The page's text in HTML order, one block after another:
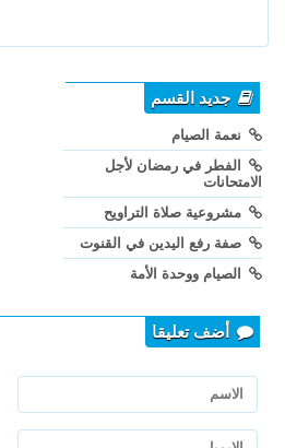
جديد القسم
نعمة الصيام
الفطر في رمضان لأجل
الامتحانات
مشروعية صلاة التراويح
صفة رفع اليدين في القنوت
الصيام ووحدة الأمة
أضف تعليقا